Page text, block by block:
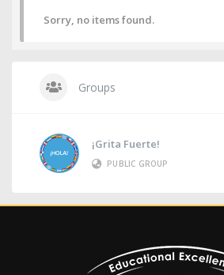
Sorry, no items found.
Groups
¡Grita Fuerte!
PUBLIC GROUP